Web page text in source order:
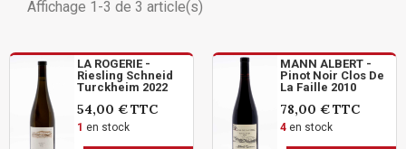
Affichage 1-3 de 3 article(s)
LA ROGERIE -
Riesling Schneid
Turckheim 2022
54,00 €TTC
1 en stock
MANN ALBERT -
Pinot Noir Clos De
La Faille 2010
78,00 €TTC
4en stock